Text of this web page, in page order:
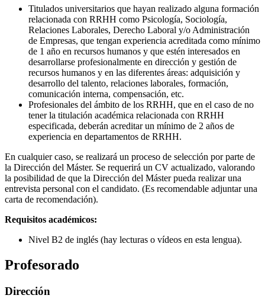
Titulados universitarios que hayan realizado alguna formación
relacionada con RRHH como Psicología, Sociología,
Relaciones Laborales, Derecho Laboral y/o Administración
de Empresas, que tengan experiencia acreditada como mínimo
de 1 año en recursos humanos y que estén interesados en
desarrollarse profesionalmente en dirección y gestión de
recursos humanos y en las diferentes áreas: adquisición y
desarrollo del talento, relaciones laborales, formación,
comunicación interna, compensación, etc.
Profesionales del ámbito de los RRHH, que en el caso de no
tener la titulación académica relacionada con RRHH
especificada, deberán acreditar un mínimo de 2 años de
experiencia en departamentos de RRHH.
En cualquier caso, se realizará un proceso de selección por parte de
la Dirección del Máster. Se requerirá un CV actualizado, valorando
la posibilidad de que la Dirección del Máster pueda realizar una
entrevista personal con el candidato. (Es recomendable adjuntar una
carta de recomendación).
Requisitos académicos:
Nivel B2 de inglés (hay lecturas o vídeos en esta lengua).
Profesorado
Dirección